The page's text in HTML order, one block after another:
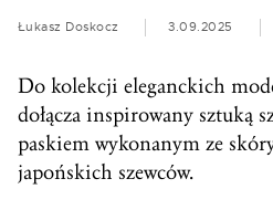
Łukasz Doskocz 3.09.2025
Do kolekcji eleganckich
dołącza inspirowany sztuką
paskiem wykonanym ze
japońskich szewców.